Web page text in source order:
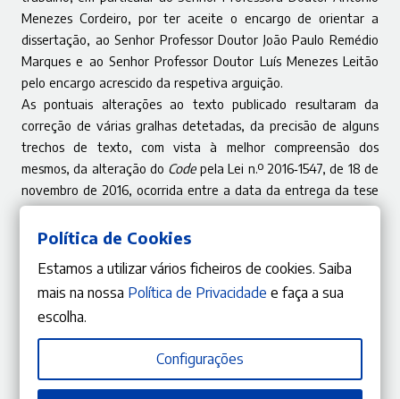
Menezes Cordeiro, por ter aceite o encargo de orientar a
dissertação, ao Senhor Professor Doutor João Paulo Remédio
Marques e ao Senhor Professor Doutor Luís Menezes Leitão
pelo encargo acrescido da respetiva arguição.
As pontuais alterações ao texto publicado resultaram da
correção de várias gralhas detetadas, da precisão de alguns
trechos de texto, com vista à melhor compreensão dos
mesmos, da alteração do Codepela Lei n.º 2016‑1547, de 18 de
novembro de 2016, ocorrida entre a data da entrega da tese
e a data da sua discussão, bem como do acolhimento de
algumas das sugestões e criticas dos membros júri, a quem se
Pese embora o tempo ocorrido entre a data da entrega da
tese e a data da sua discussão, optou‑se, atendendo à
extensão da bibliografia e jurisprudência citadas, por não
proceder à sua atualização.
Política de Cookies
Estamos a utilizar vários ficheiros de cookies. Saiba
mais na nossa Política de Privacidade e faça a sua
escolha.
Configurações